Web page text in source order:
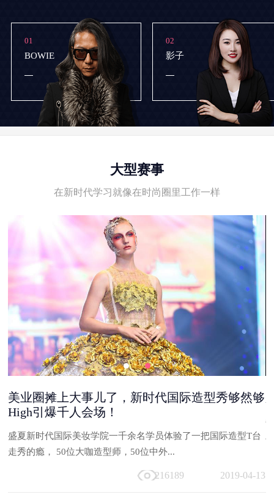
01
BOWIE
02
影子
大型赛事
在新时代学习就像在时尚圈里工作一样
美业圈摊上大事儿了，新时代国际造型秀够然够
High引爆千人会场！
盛夏新时代国际美妆学院一千余名学员体验了一把国际造型T台
走秀的瘾， 50位大咖造型师，50位中外...
216189 2019-04-13